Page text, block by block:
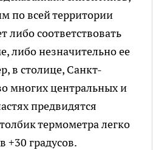
по всей территории
либо соответствовать
либо незначительно ее
в столице, Санкт-
многих центральных и
предвидятся
термометра легко
+30 градусов.